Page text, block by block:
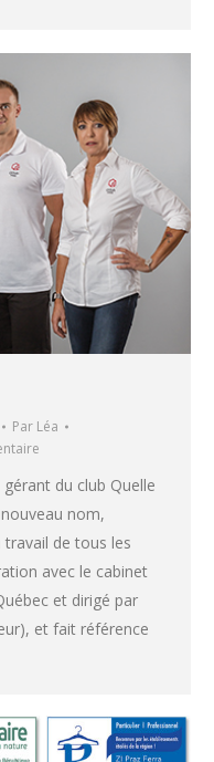
Par Léa
du club Quelle
nom,
travail de tous les
avec le cabinet
et dirigé par
et fait référence